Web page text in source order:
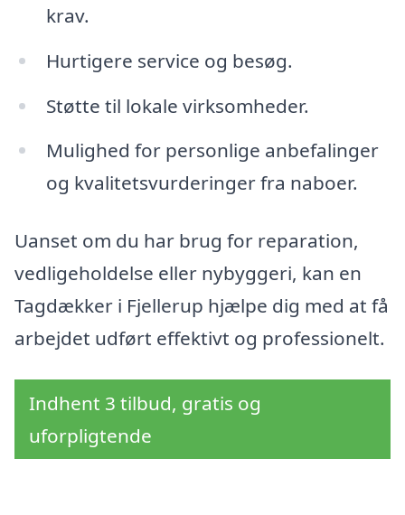
krav.
Hurtigere service og besøg.
Støtte til lokale virksomheder.
Mulighed for personlige anbefalinger
og kvalitetsvurderinger fra naboer.
Uanset om du har brug for reparation,
vedligeholdelse eller nybyggeri, kan en
Tagdækker i Fjellerup hjælpe dig med at få
arbejdet udført effektivt og professionelt.
Indhent 3 tilbud, gratis og
uforpligtende